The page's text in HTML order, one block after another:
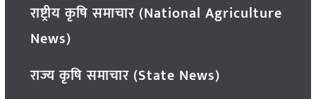
राष्ट्रीय कृषि समाचार (National Agriculture
News)
राज्य कृषि समाचार (State News)